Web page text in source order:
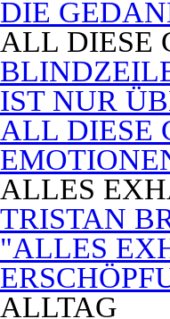
DIE
ALL DIESE
IST NUR
ALL DIESE
ALLES
TRISTAN
"ALLES
ALLTAG